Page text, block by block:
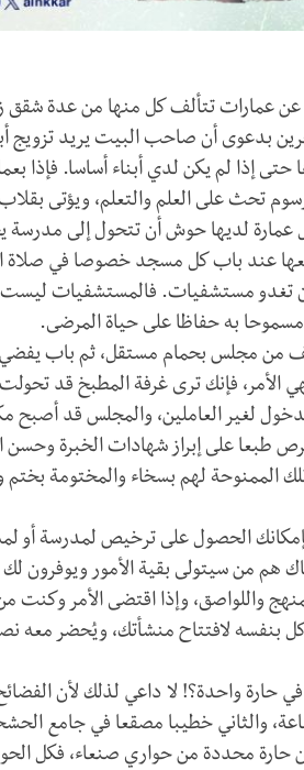
عمارات تتألف كل منها من عدة شقق
بدعوى أن صاحب البيت يريد تزويج
إذا لم يكن لدي أبناء أساسا. فإذا
تحث على العلم والتعلم، ويؤتى
لديها حوش أن تتحول إلى مدرسة
عند باب كل مسجد خصوصا في صلاة
تغدو مستشفيات. فالمستشفيات ليست
به حفاظا على حياة المرضى.
من مجلس بحمام مستقل، ثم باب يفضي
الأمر، فإنك ترى غرفة المطبخ قد
لغير العاملين، والمجلس قد أصبح
طبعا على إبراز شهادات الخبرة وحسن
لهم بسخاء والمختومة بختم
الحصول على ترخيص لمدرسة أو
هم من سيتولى بقية الأمور ويوفرون
واللواصق، وإذا اقتضى الأمر وكنت
بنفسه لافتتاح منشأتك، ويُحضر معه
واحدة؟! لا داعي لذلك لأن الفضائح
والثاني خطيبا مصقعا في جامع
حارة محددة من حواري صنعاء، فكل